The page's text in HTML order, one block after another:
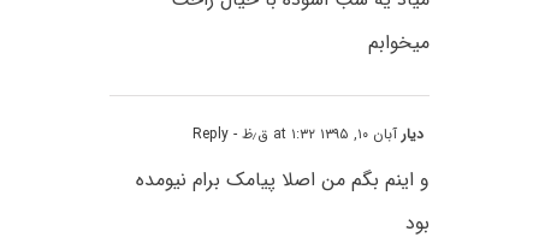
میخوابم
دیار آبان ۱۰, ۱۳۹۵ at ۱:۳۲ ق٫ظ - Reply
و اینم بگم من اصلا پیامک برام نیومده
بود